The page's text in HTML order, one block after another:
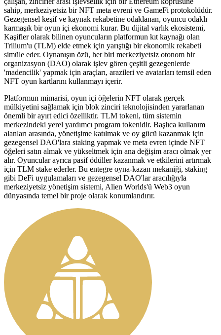
sahip, merkeziyetsiz bir NFT meta evreni ve GameFi protokolüdür.
Gezegensel keşif ve kaynak rekabetine odaklanan, oyuncu odaklı
karmaşık bir oyun içi ekonomi kurar. Bu dijital varlık ekosistemi,
Kaşifler olarak bilinen oyuncuların platformun kıt kaynağı olan
Trilium'u (TLM) elde etmek için yarıştığı bir ekonomik rekabeti
simüle eder. Oynanışın özü, her biri merkeziyetsiz otonom bir
organizasyon (DAO) olarak işlev gören çeşitli gezegenlerde
'madencilik' yapmak için araçları, arazileri ve avatarları temsil eden
NFT oyun kartlarını kullanmayı içerir.
Platformun mimarisi, oyun içi öğelerin NFT olarak gerçek
mülkiyetini sağlamak için blok zinciri teknolojisinden yararlanan
önemli bir ayırt edici özelliktir. TLM tokeni, tüm sistemin
merkezindeki yerel yardımcı program tokenidir. Başlıca kullanım
alanları arasında, yönetişime katılmak ve oy gücü kazanmak için
gezegensel DAO'lara staking yapmak ve meta evren içinde NFT
öğeleri satın almak ve yükseltmek için ana değişim aracı olmak yer
alır. Oyuncular ayrıca pasif ödüller kazanmak ve etkilerini artırmak
için TLM stake ederler. Bu entegre oyna-kazan mekaniği, staking
gibi DeFi uygulamaları ve gezegensel DAO'lar aracılığıyla
merkeziyetsiz yönetişim sistemi, Alien Worlds'ü Web3 oyun
dünyasında temel bir proje olarak konumlandırır.